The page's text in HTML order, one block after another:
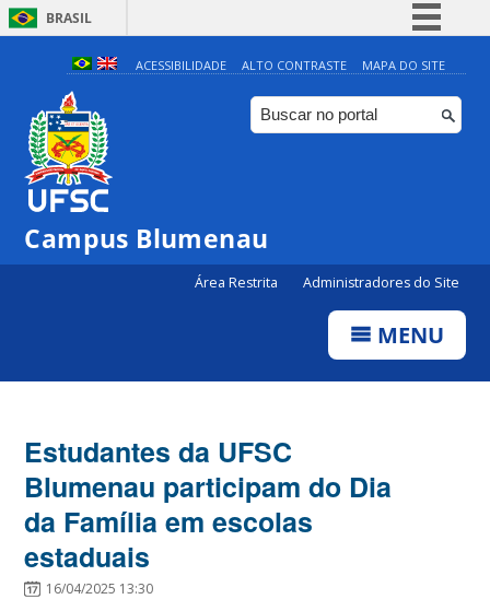
BRASIL
Simplifique!
Comunica BR
Participe
ACESSIBILIDADE ALTO CONTRASTE MAPA DO SITE
Campus Blumenau
Área Restrita Administradores do Site
MENU
Estudantes da UFSC
Blumenau participam do Dia
da Família em escolas
estaduais
16/04/2025 13:30